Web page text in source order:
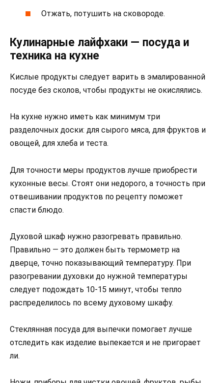
Отжать, потушить на сковороде.
Кулинарные лайфхаки — посуда и
техника на кухне
Кислые продукты следует варить в эмалированной
посуде без сколов, чтобы продукты не окислялись.
На кухне нужно иметь как минимум три
разделочных доски: для сырого мяса, для фруктов и
овощей, для хлеба и теста.
Для точности меры продуктов лучше приобрести
кухонные весы. Стоят они недорого, а точность при
отвешивании продуктов по рецепту поможет
спасти блюдо.
Духовой шкаф нужно разогревать правильно.
Правильно — это должен быть термометр на
дверце, точно показывающий температуру. При
разогревании духовки до нужной температуры
следует подождать 10-15 минут, чтобы тепло
распределилось по всему духовому шкафу.
Стеклянная посуда для выпечки помогает лучше
отследить как изделие выпекается и не пригорает
ли.